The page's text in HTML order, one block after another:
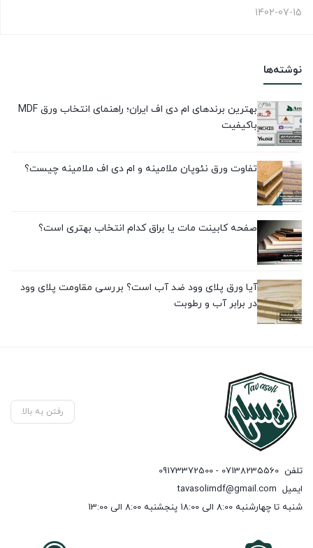
نوشته‌ها
بهترین برندهای ام دی اف ایران؛ راهنمای انتخاب ورق MDF
باکیفیت
تفاوت ورق نئوپان ملامینه و ام دی اف ملامینه چیست؟
صفحه کابینت مات یا براق کدام انتخاب بهتری است؟
آیا ورق پلای وود ضد آب است؟ بررسی مقاومت پلای وود
در برابر آب و رطوبت
1402-07-15
رفتن به بالا
تلفن 07138235560 - 09173372500
ایمیل tavasolimdf@gmail.com
شنبه تا چهارشنبه 8:00 الی 18:00 پنجشنبه 8:00 الی 13:00